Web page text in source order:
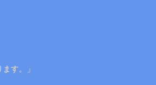
す。」